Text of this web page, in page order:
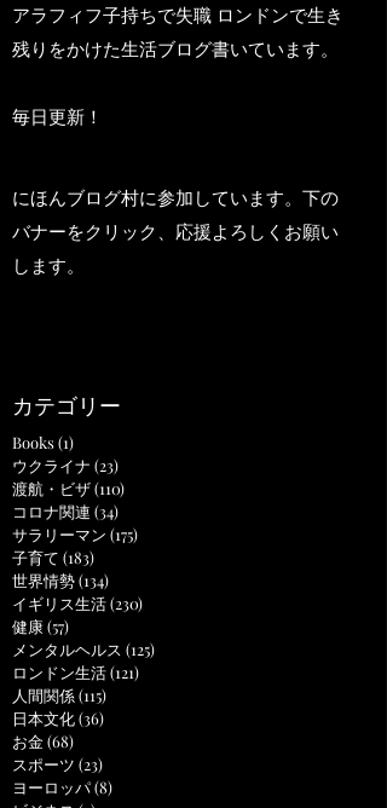
アラフィフ子持ちで失職 ロンドンで生き
残りをかけた生活ブログ書いています。
毎日更新！
にほんブログ村に参加しています。下の
バナーをクリック、応援よろしくお願い
します。
カテゴリー
Books(1)
ウクライナ (23)
渡航・ビザ(110)
コロナ関連 (34)
サラリーマン (175)
子育て (183)
世界情勢(134)
イギリス生活(230)
健康(57)
メンタルヘルス (125)
ロンドン生活(121)
人間関係(115)
日本文化(36)
お金(68)
スポーツ (23)
ヨーロッパ(8)